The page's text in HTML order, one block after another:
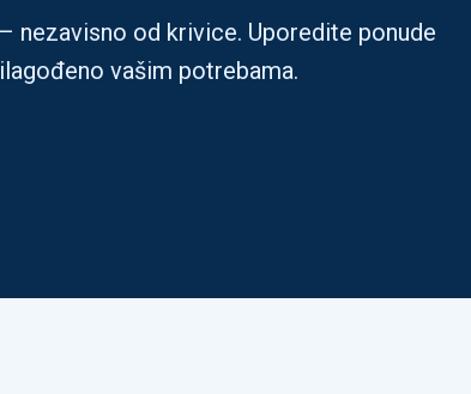
nezavisno od krivice. Uporedite ponude
vašim potrebama.